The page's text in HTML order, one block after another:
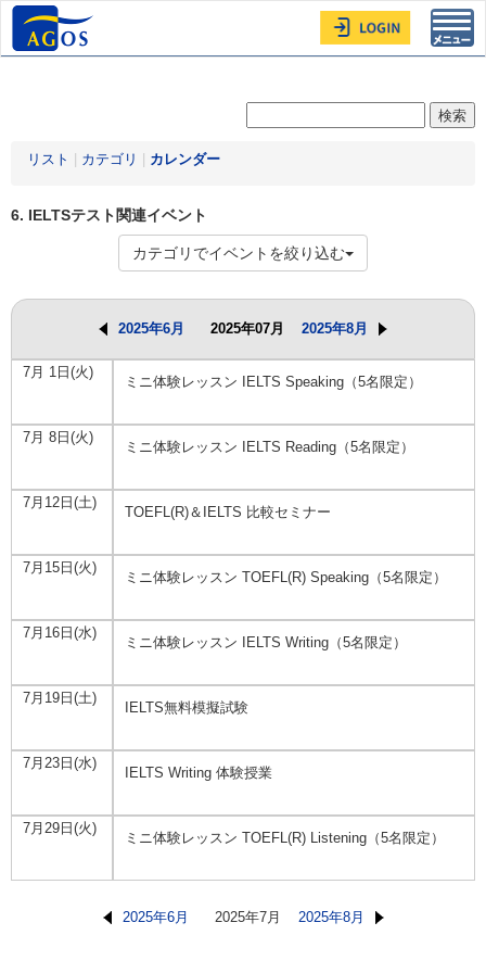
リスト カテゴリ カレンダー
6. IELTSテスト関連イベント
カテゴリでイベントを絞り込む
2025年6月 2025年07月 2025年8月
7月 1日(火)
ミニ体験レッスン IELTS Speaking（5名限定）
7月 8日(火)
ミニ体験レッスン IELTS Reading（5名限定）
7月12日(土)
TOEFL(R)＆IELTS 比較セミナー
7月15日(火)
ミニ体験レッスン TOEFL(R) Speaking（5名限定）
7月16日(水)
ミニ体験レッスン IELTS Writing（5名限定）
7月19日(土)
IELTS無料模擬試験
7月23日(水)
IELTS Writing 体験授業
7月29日(火)
ミニ体験レッスン TOEFL(R) Listening（5名限定）
2025年6月 2025年7月 2025年8月